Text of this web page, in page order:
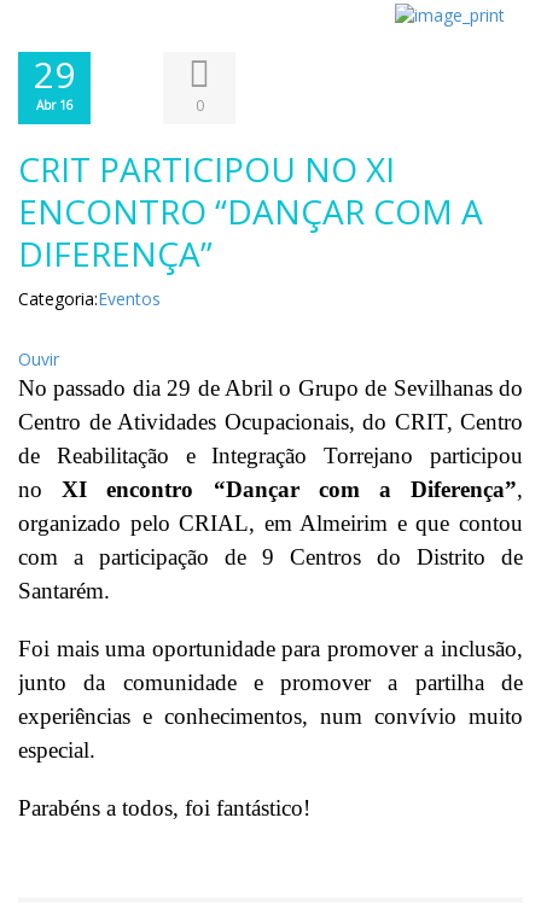
29
Abr 16 0
CRIT PARTICIPOU NO XI
ENCONTRO “DANÇAR COM A
DIFERENÇA”
Categoria:Eventos
Ouvir
No passado dia 29 de Abril o Grupo de Sevilhanas do
Centro de Atividades Ocupacionais, do CRIT, Centro
de Reabilitação e Integração Torrejano participou
noXI encontro “Dançar com a Diferença”,
organizado pelo CRIAL, em Almeirim e que contou
com a participação de 9 Centros do Distrito de
Santarém.
Foi mais uma oportunidade para promover a inclusão,
junto da comunidade e promover a partilha de
experiências e conhecimentos, num convívio muito
especial.
Parabéns a todos, foi fantástico!